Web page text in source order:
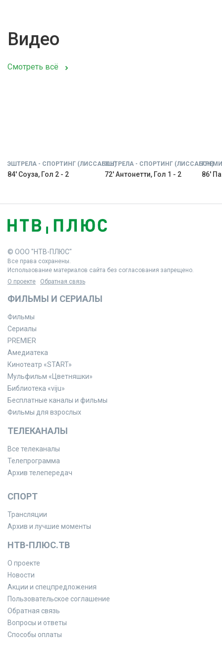
Видео
Смотреть всё
ЭШТРЕЛА - СПОРТИНГ (ЛИССАБОН)
84' Соуза, Гол 2 - 2
ЭШТРЕЛА - СПОРТИНГ (ЛИССАБОН)
72' Антонетти, Гол 1 - 2 86'
© ООО "НТВ-ПЛЮС"
Все права сохранены.
Использование материалов сайта без согласования запрещено.
О проекте
Обратная связь
ФИЛЬМЫ И СЕРИАЛЫ
Фильмы
Сериалы
PREMIER
Амедиатека
Кинотеатр «START»
Мульфильм «Цветняшки»
Библиотека «viju»
Бесплатные каналы и фильмы
Фильмы для взрослых
ТЕЛЕКАНАЛЫ
Все телеканалы
Телепрограмма
Архив телепередач
СПОРТ
Трансляции
Архив и лучшие моменты
НТВ-ПЛЮС.ТВ
О проекте
Новости
Акции и спецпредложения
Пользовательское соглашение
Обратная связь
Вопросы и ответы
Способы оплаты